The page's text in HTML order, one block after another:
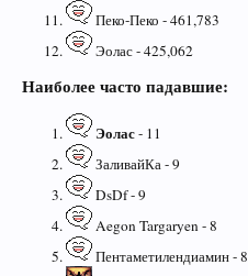
Пеко-Пеко - 461,783
Эолас - 425,062
Наиболее часто падавшие:
Эолас- 11
ЗаливайКа - 9
DsDf - 9
Aegon Targaryen - 8
Пентаметилендиамин - 8